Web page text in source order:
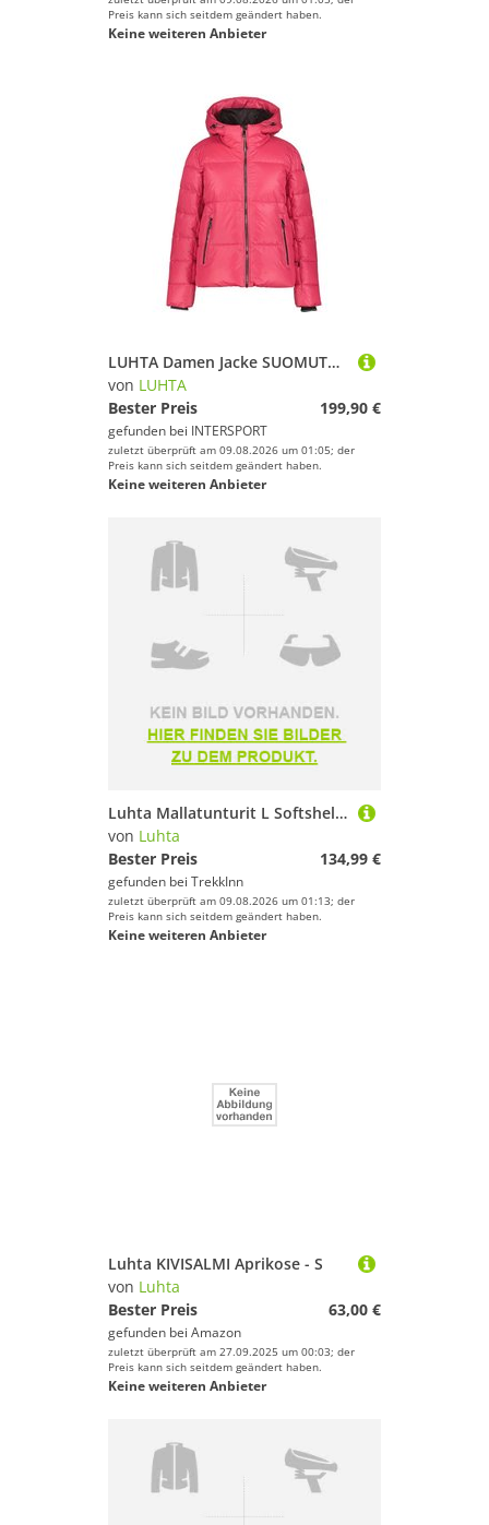
Preis kann sich seitdem geändert haben.
Keine weiteren Anbieter
LUHTA Damen Jacke SUOMUTUNTURI
von LUHTA
Bester Preis
199,90 €
gefunden bei INTERSPORT
zuletzt überprüft am 09.08.2026 um 01:05; der
Preis kann sich seitdem geändert haben.
Keine weiteren Anbieter
Luhta Mallatunturit L Softshell Jacket Schwarz 36 Frau
von Luhta
Bester Preis
134,99 €
gefunden bei TrekkInn
zuletzt überprüft am 09.08.2026 um 01:13; der
Preis kann sich seitdem geändert haben.
Keine weiteren Anbieter
Luhta KIVISALMI Aprikose - S
von Luhta
Bester Preis
63,00 €
gefunden bei Amazon
zuletzt überprüft am 27.09.2025 um 00:03; der
Preis kann sich seitdem geändert haben.
Keine weiteren Anbieter